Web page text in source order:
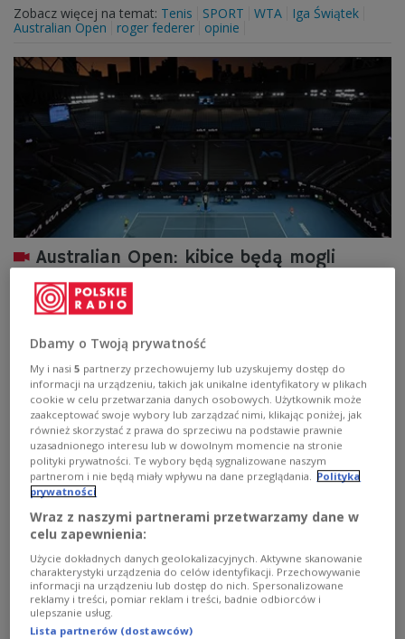
Zobacz więcej na temat: Tenis SPORT WTA
Iga Świątek
Australian Open
roger federer opinie
Australian Open: kibice będą mogli
wrócić na trybuny. Są wytyczne
organizatorów
Kibice od czwartku, po pięciodniowej przerwie, wrócą na
trybuny podczas meczów wielkoszlemowego Australian
Open - podali organizatorzy. Podczas każdej sesji -
porannej lub wieczornej - wśród publiczności będzie
mogło być maksymalnie 7477 osób.
Zobacz więcej na temat:SPORT Tenis Australian Open
koronawirus
Dbamy o Twoją prywatność
My i nasi5 partnerzy przechowujemy lub uzyskujemy dostęp do
informacji na urządzeniu, takich jak unikalne identyfikatory w plikach
cookie w celu przetwarzania danych osobowych. Użytkownik może
zaakceptować swoje wybory lub zarządzać nimi, klikając poniżej, jak
również skorzystać z prawa do sprzeciwu na podstawie prawnie
uzasadnionego interesu lub w dowolnym momencie na stronie
polityki prywatności. Te wybory będą sygnalizowane naszym
partnerom i nie będą miały wpływu na dane przeglądania. Polityka
prywatności
Wraz z naszymi partnerami przetwarzamy dane w
celu zapewnienia:
Użycie dokładnych danych geolokalizacyjnych. Aktywne skanowanie
charakterystyki urządzenia do celów identyfikacji. Przechowywanie
informacji na urządzeniu lub dostęp do nich. Spersonalizowane
reklamy i treści, pomiar reklam i treści, badnie odbiorców i
ulepszanie usług.
Lista partnerów (dostawców)